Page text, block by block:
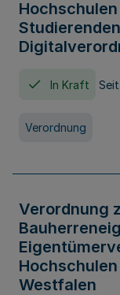
In Kraft
Verordnung
Verordnung
Westfalen